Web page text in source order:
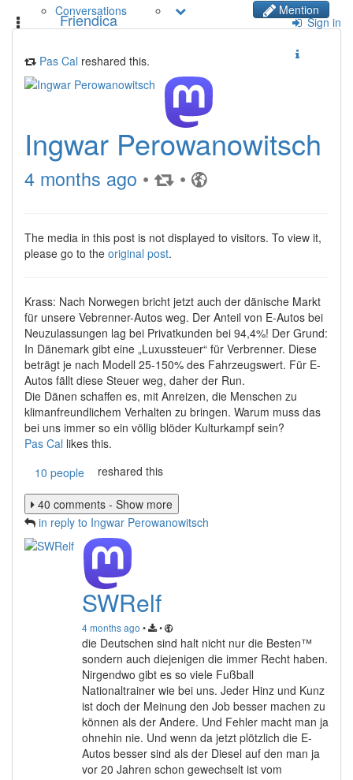
Toggle
Friendica Sign in
Conversations Mention
Pas Cal reshared this.
Ingwar Perowanowitsch
4 months ago • •
The media in this post is not displayed to visitors. To view it,
please go to the original post.
Krass: Nach Norwegen bricht jetzt auch der dänische Markt
für unsere Vebrenner-Autos weg. Der Anteil von E-Autos bei
Neuzulassungen lag bei Privatkunden bei 94,4%! Der Grund:
In Dänemark gibt eine „Luxussteuer“ für Verbrenner. Diese
beträgt je nach Modell 25-150% des Fahrzeugswert. Für E-
Autos fällt diese Steuer weg, daher der Run.
Die Dänen schaffen es, mit Anreizen, die Menschen zu
klimanfreundlichem Verhalten zu bringen. Warum muss das
bei uns immer so ein völlig blöder Kulturkampf sein?
Pas Cal likes this.
10 people
reshared this
40 comments - Show more
in reply to Ingwar Perowanowitsch
SWRelf
4 months ago • •
die Deutschen sind halt nicht nur die Besten™
sondern auch diejenigen die immer Recht haben.
Nirgendwo gibt es so viele Fußball
Nationaltrainer wie bei uns. Jeder Hinz und Kunz
ist doch der Meinung den Job besser machen zu
können als der Andere. Und Fehler macht man ja
ohnehin nie. Und wenn da jetzt plötzlich die E-
Autos besser sind als der Diesel auf den man ja
vor 20 Jahren schon gewechselt ist vom